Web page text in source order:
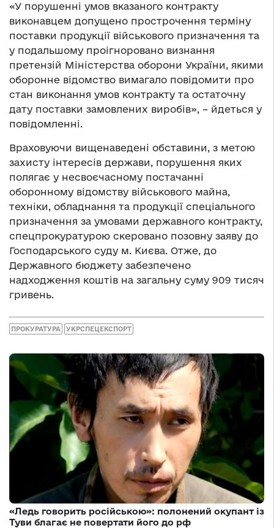
«У порушенні умов вказаного контракту
виконавцем допущено прострочення терміну
поставки продукції військового призначення та
у подальшому проігноровано визнання
претензій Міністерства оборони України, якими
оборонне відомство вимагало повідомити про
стан виконання умов контракту та остаточну
дату поставки замовлених виробів», – йдеться у
повідомленні.
Враховуючи вищенаведені обставини, з метою
захисту інтересів держави, порушення яких
полягає у несвоєчасному постачанні
оборонному відомству військового майна,
техніки, обладнання та продукції спеціального
призначення за умовами державного контракту,
спецпрокуратурою скеровано позовну заяву до
Господарського суду м. Києва. Отже, до
Державного бюджету забезпечено
надходження коштів на загальну суму 909 тисяч
гривень.
ПРОКУРАТУРА УКРСПЕЦЕКСПОРТ
«Ледь говорить російською»: полонений окупант із
Туви благає не повертати його до рф